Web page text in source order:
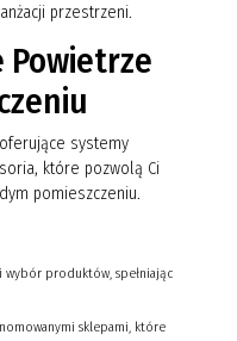
przestrzeni.
Powietrze
systemy
które pozwolą Ci
pomieszczeniu.
wybór produktów, spełniając
sklepami, które